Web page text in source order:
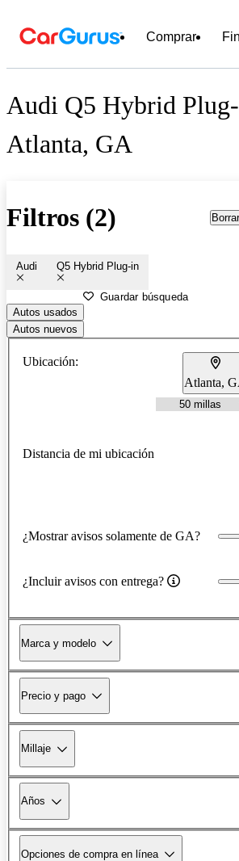
Comprar
Audi Q5 Hybrid Plug-
Atlanta, GA
Filtros (2)
Audi Q5 Hybrid Plug-in
Guardar búsqueda
Autos usados
Autos nuevos
Ubicación:
Atlanta,
Distancia de mi ubicación
¿Mostrar avisos solamente de GA?
¿Incluir avisos con entrega?
Marca y modelo
Precio y pago
Millaje
Años
Opciones de compra en línea